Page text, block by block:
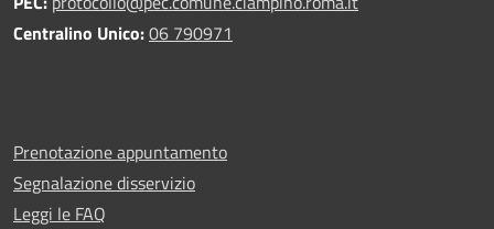
Centralino Unico:06 790971
Prenotazione appuntamento
Segnalazione disservizio
Leggi le FAQ